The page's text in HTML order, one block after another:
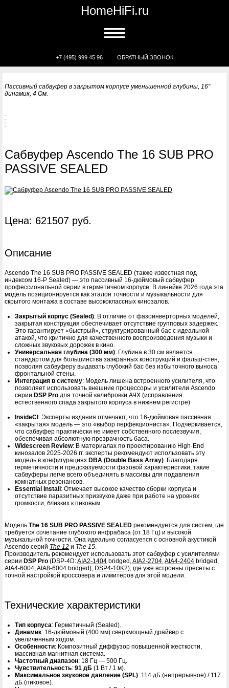
HomeHiFi.ru
+7 (495) 999 45 96 ОБРАТНЫЙ ЗВОНОК
Пассивный сабвуфер в закрытом корпусе уменьшенной глубины, 16"
динамик, 4 Ом.
Сабвуфер Ascendo The 16 SUB PRO
PASSIVE SEALED
Цена: 621507 руб.
Описание
Ascendo The 16 SUB PRO PASSIVE SEALED (также известная под
индексом 16-P Sealed) — это пассивный 16-дюймовый сабвуфер
профессиональной серии в герметичном корпусе. В линейке 2026 года эта
модель позиционируется как эталон точности и музыкальности для
скрытого монтажа в составе высококлассных кинозалов.
Закрытый корпус (Sealed): В отличие от фазоинверторных моделей,
закрытая конструкция обеспечивает отсутствие групповых задержек.
Это гарантирует «быстрый», структурированный бас с идеальной
атакой, что критично для качественного воспроизведения музыки и
сложных звуковых дорожек в кино.
Универсальная глубина (300 мм): Глубина в 30 см является
стандартом для большинства заэкранных конструкций и фальш-стен,
позволяя сабвуферу выдавать глубокий бас без избыточного выноса
фронтальной стены.
Интеграция в систему: Модель лишена встроенного усилителя, что
позволяет использовать внешние процессоры и усилители Ascendo
серии DSP Pro для точной калибровки АЧХ (исправления
естественного спада закрытого корпуса в нижнем регистре)
InsideCI : Эксперты издания отмечают, что 16-дюймовая пассивная
«закрытая» модель — это «выбор перфекциониста». Подчеркивается,
что сабвуфер практически не имеет собственного послезвучия,
обеспечивая абсолютную прозрачность баса.
Widescreen Review: В материалах по проектированию High-End
кинозалов 2025-2026 гг. эксперты рекомендуют использовать эту
модель в конфигурациях DBA (Double Bass Array). Благодаря
герметичности и предсказуемости фазовой характеристики, такие
сабвуферы легче всего объединять в массивы для подавления
комнатных резонансов.
Essential Install : Отмечает высокое качество сборки корпуса и
отсутствие паразитных призвуков даже при работе на уровнях
громкости, близких к пиковым.
МодельThe 16 SUB PRO PASSIVE SEALED рекомендуется для систем, где
требуется сочетание глубокого инфрабаса (от 18 Гц) и высокой
музыкальной точности. Она идеально согласуется с основной акустикой
Ascendo серий The 12 и The 15.
Производитель рекомендует использовать этот сабвуфер с усилителями
серии DSP Pro (DSP-4D:AIA2-1404 bridged,AIA2-2704,AIA4-2404 bridged,
AIA4-6004, AIA8-6004 bridged), DSP4-10K2), где уже встроены пресеты с
точной настройкой кроссовера и лимитеров для этой модели.
Технические характеристики
Тип корпуса: Герметичный (Sealed).
Динамик: 16-дюймовый (400 мм) сверхмощный драйвер с
увеличенным ходом.
Особенности: Композитный диффузор повышенной жесткости,
массивная магнитная система.
Частотный диапазон: 18 Гц — 500 Гц.
Чувствительность:91 дБ (1 Вт / 1 м).
Максимальное звуковое давление (SPL): 114 дБ (непрерывное) / 117
дБ (пиковое).